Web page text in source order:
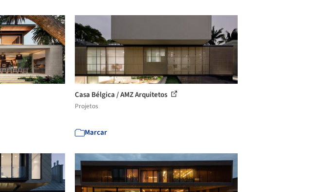
Casa Bélgica / AMZ Arquitetos
Projetos
Marcar